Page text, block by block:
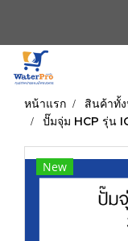
หน้าแรก สินค้าทั้
ปั๊มจุ่ม HCP รุ่น
New